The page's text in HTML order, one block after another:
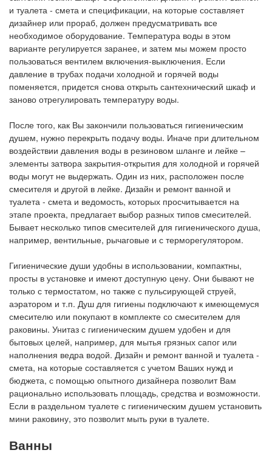
и туалета - смета и спецификации, на которые составляет
дизайнер или прораб, должен предусматривать все
необходимое оборудование. Температура воды в этом
варианте регулируется заранее, и затем мы можем просто
пользоваться вентилем включения-выключения. Если
давление в трубах подачи холодной и горячей воды
поменяется, придется снова открыть сантехнический шкаф и
заново отрегулировать температуру воды.
После того, как Вы закончили пользоваться гигиеническим
душем, нужно перекрыть подачу воды. Иначе при длительном
воздействии давления воды в резиновом шланге и лейке –
элементы затвора закрытия-открытия для холодной и горячей
воды могут не выдержать. Один из них, расположен после
смесителя и другой в лейке. Дизайн и ремонт ванной и
туалета - смета и ведомость, которых просчитывается на
этапе проекта, предлагает выбор разных типов смесителей.
Бывает несколько типов смесителей для гигиенического душа,
например, вентильные, рычаговые и с терморегулятором.
Гигиенические души удобны в использовании, компактны,
просты в установке и имеют доступную цену. Они бывают не
только с термостатом, но также с пульсирующей струей,
аэратором и т.п. Душ для гигиены подключают к имеющемуся
смесителю или покупают в комплекте со смесителем для
раковины. Унитаз с гигиеническим душем удобен и для
бытовых целей, например, для мытья грязных сапог или
наполнения ведра водой. Дизайн и ремонт ванной и туалета -
смета, на которые составляется с учетом Ваших нужд и
бюджета, с помощью опытного дизайнера позволит Вам
рационально использовать площадь, средства и возможности.
Если в раздельном туалете с гигиеническим душем установить
мини раковину, это позволит мыть руки в туалете.
Ванны